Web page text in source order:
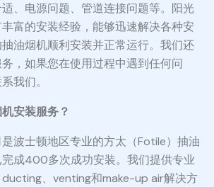
、电源问题、管道连接问题等。阳光
富的安装经验，能够迅速解决各种安
油烟机顺利安装并正常运行。我们还
，如果您在使用过程中遇到任何问
我们。
安装服务？
波士顿地区专业的方太（Fotile）抽油
成400多次成功安装。我们提供专业
ducting、venting和make-up air解决方